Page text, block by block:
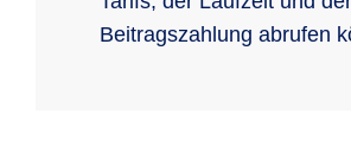
Beitragszahlung abrufen